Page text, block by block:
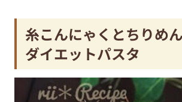
糸こんにゃくとちりめ
ダイエットパスタ